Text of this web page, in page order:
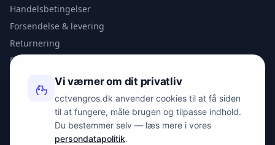
Handelsbetingelser
Forsendelse & levering
Returnering
Privatlivspolitik
KONTAKT
info@spyman.dk
Vi værner om dit privatliv
cctvengros.dk anvender cookies til at få siden
til at fungere, måle brugen og tilpasse indhold.
Du bestemmer selv — læs mere i vores
persondatapolitik.